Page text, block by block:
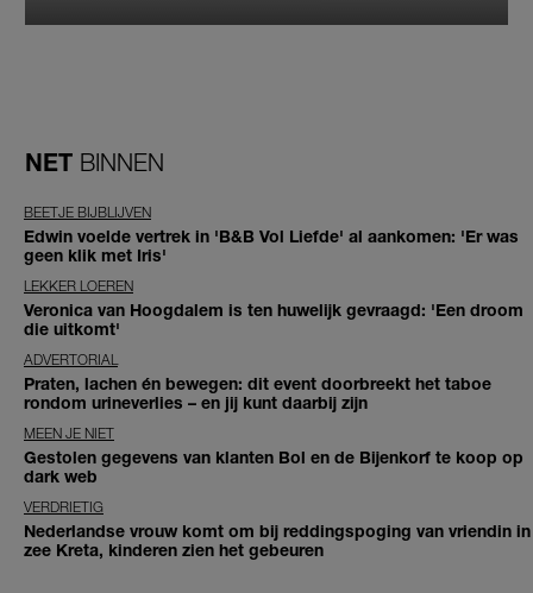
NET BINNEN
BEETJE BIJBLIJVEN
Edwin voelde vertrek in 'B&B Vol Liefde' al aankomen: 'Er was
geen klik met Iris'
LEKKER LOEREN
Veronica van Hoogdalem is ten huwelijk gevraagd: 'Een droom
die uitkomt'
ADVERTORIAL
Praten, lachen én bewegen: dit event doorbreekt het taboe
rondom urineverlies – en jij kunt daarbij zijn
MEEN JE NIET
Gestolen gegevens van klanten Bol en de Bijenkorf te koop op
dark web
VERDRIETIG
Nederlandse vrouw komt om bij reddingspoging van vriendin in
zee Kreta, kinderen zien het gebeuren